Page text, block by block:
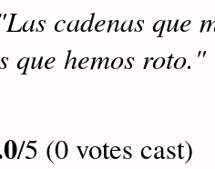
cadenas que
que hemos roto."
/5 (0 votes cast)